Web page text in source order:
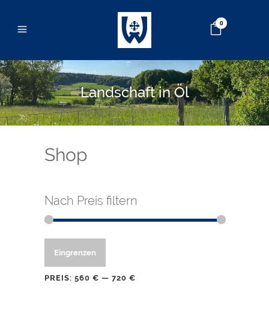
0
Landschaft in Öl
Shop
Nach Preis filtern
Eingrenzen
PREIS: 560 € — 720 €